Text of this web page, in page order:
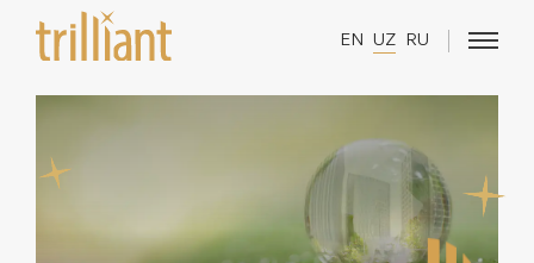
EN UZ RU